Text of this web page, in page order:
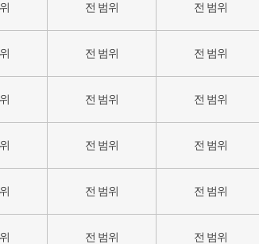
전 범위 전 범위
전 범위 전 범위
전 범위 전 범위
전 범위 전 범위
전 범위 전 범위
전 범위 전 범위